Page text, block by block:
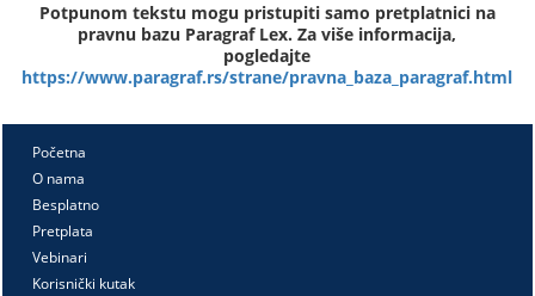
Potpunom tekstu mogu pristupiti samo pretplatnici na
pravnu bazu Paragraf Lex. Za više informacija,
pogledajte
https://www.paragraf.rs/strane/pravna_baza_paragraf.html
Početna
O nama
Besplatno
Pretplata
Vebinari
Korisnički kutak